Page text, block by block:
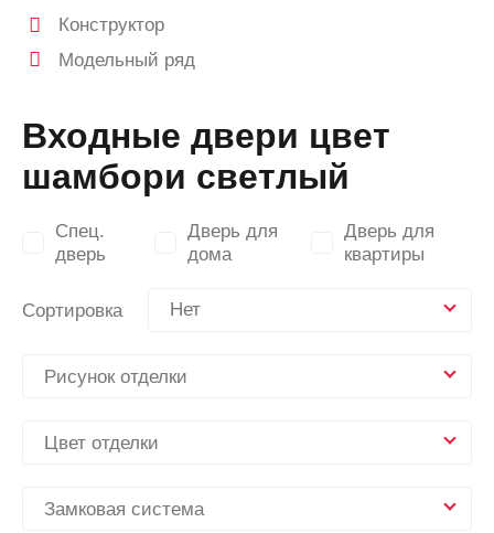
Конструктор
Модельный ряд
Входные двери цвет
шамбори светлый
Спец.
дверь
Дверь для
дома
Дверь для
квартиры
Сортировка Нет
Рисунок отделки
Цвет отделки
Замковая система